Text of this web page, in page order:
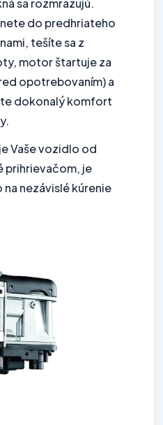
sa rozmrazujú.
do predhriateho
tešíte sa z
motor štartuje za
opotrebovaním) a
dokonalý komfort
Vaše vozidlo od
prihrievačom, je
na nezávislé kúrenie